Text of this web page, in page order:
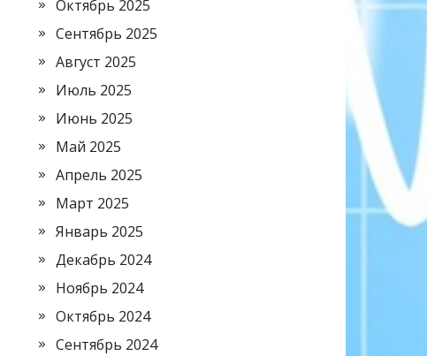
Октябрь 2025
Сентябрь 2025
Август 2025
Июль 2025
Июнь 2025
Май 2025
Апрель 2025
Март 2025
Январь 2025
Декабрь 2024
Ноябрь 2024
Октябрь 2024
Сентябрь 2024